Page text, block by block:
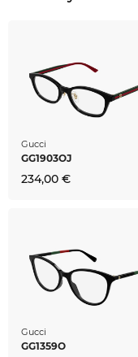
Gucci
GG1903OJ
234,00 €
Gucci
GG1359O